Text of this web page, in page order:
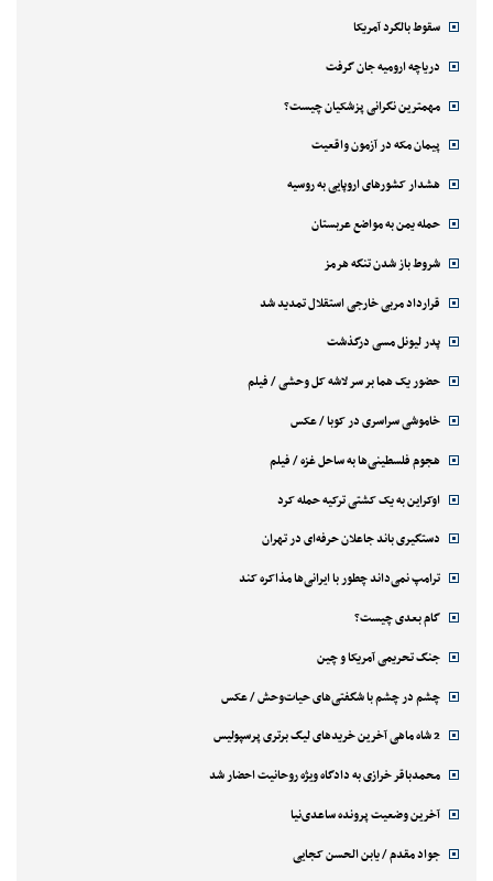
سقوط بالگرد آمریکا
دریاچه ارومیه جان گرفت
مهمترین نگرانی پزشکیان چیست؟
پیمان مکه در آزمون واقعیت
هشدار کشورهای اروپایی به روسیه
حمله یمن به مواضع عربستان
شروط باز شدن تنگه هرمز
قرارداد مربی خارجی استقلال تمدید شد
پدر لیونل مسی درگذشت
حضور یک هما بر سر لاشه‌ کل وحشی / فیلم
خاموشی سراسری در کوبا / عکس
هجوم فلسطینی‌ها به ساحل غزه / فیلم
اوکراین به یک کشتی ترکیه حمله کرد
دستگیری باند جاعلان حرفه‌ای در تهران
ترامپ نمی‌داند چطور با ایرانی‌ها مذاکره کند
گام بعدی چیست؟
جنگ تحریمی آمریکا و چین
چشم در چشم با شگفتی‌های حیات‌وحش / عکس
2 شاه ماهی آخرین خریدهای لیگ برتری پرسپولیس
محمدباقر خرازی به دادگاه ویژه روحانیت احضار شد
آخرین وضعیت پرونده ساعدی‌نیا
جواد مقدم / یابن الحسن کجایی